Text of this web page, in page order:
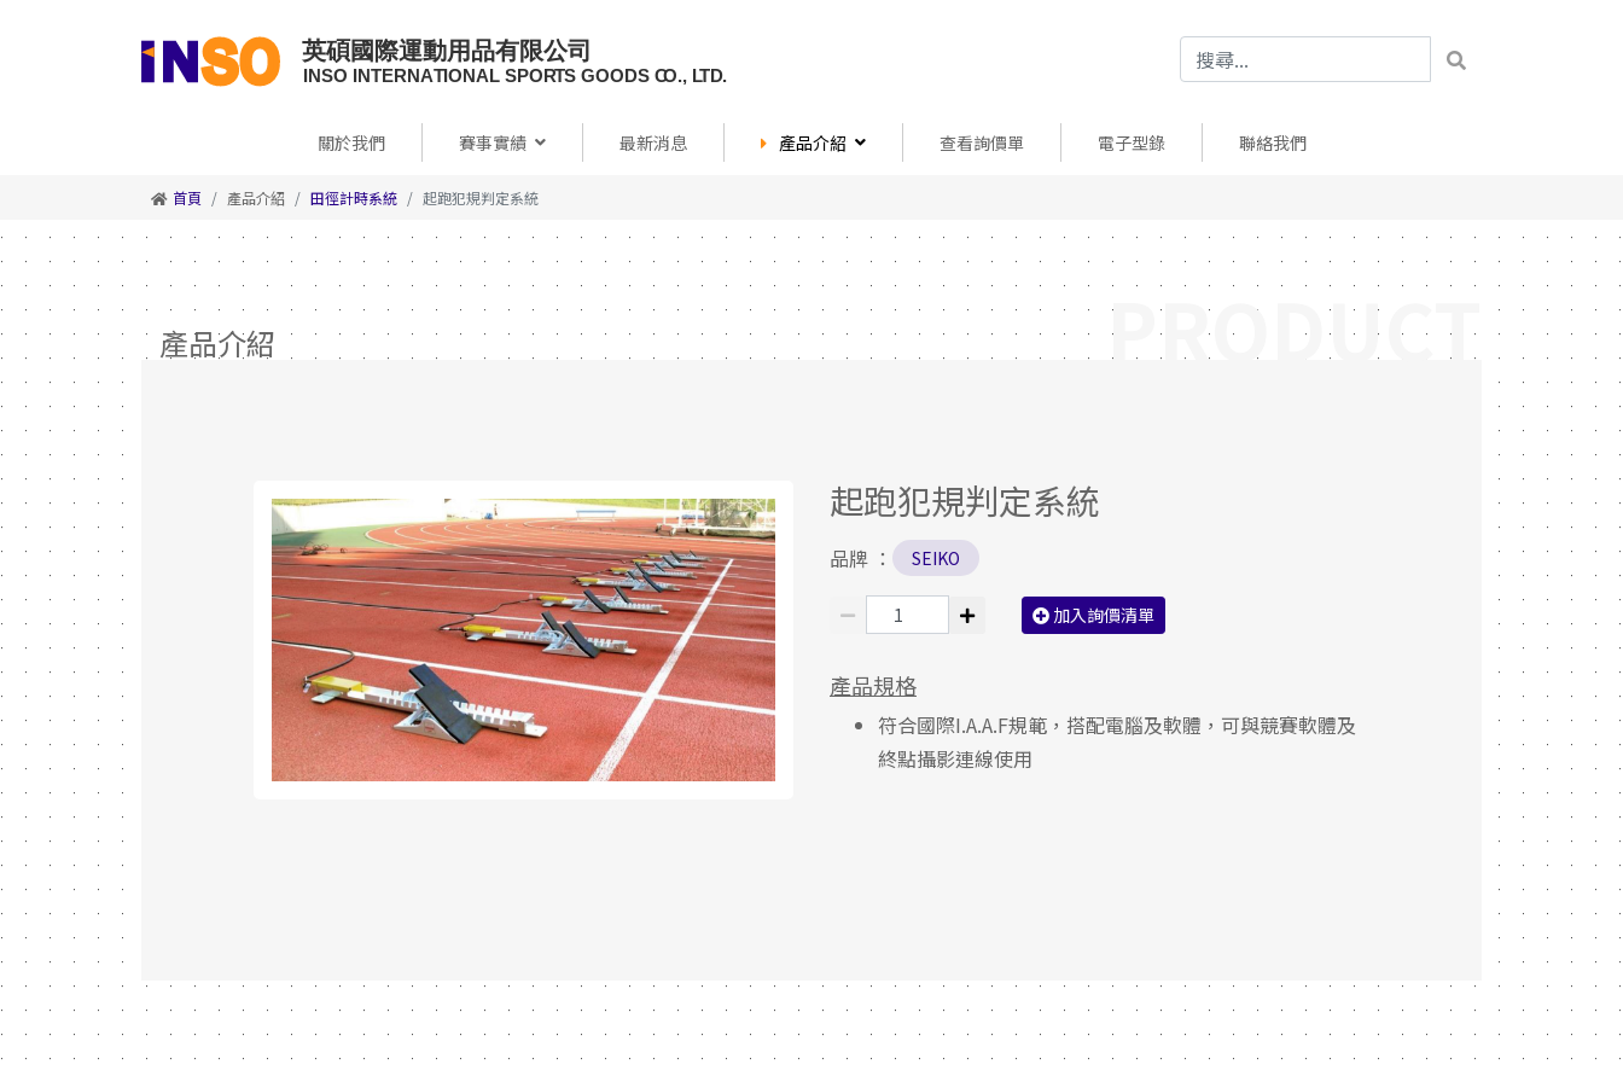
關於我們 賽事實績 最新消息 產品介紹 查看詢價單 電子型錄 聯絡我們
首頁 產品介紹 田徑計時系統 起跑犯規判定系統
產品介紹
起跑犯規判定系統
品牌 ： SEIKO
加入詢價清單
產品規格
符合國際I.A.A.F規範，搭配電腦及軟體，可與競賽軟體及
終點攝影連線使用
PRODUCT